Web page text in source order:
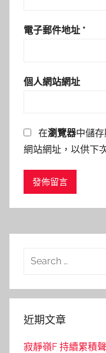
電子郵件地址 *
個人網站網址
在瀏覽器中儲
網站網址，以供下
Search
近期文章
寂靜嶺F 持續累積